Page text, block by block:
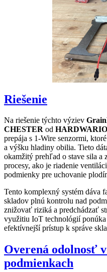
Riešenie
Na riešenie týchto výziev
CHESTER od HARDWARIO
prepája s 1-Wire senzormi,
a výšku hladiny obilia. Tieto
okamžitý prehľad o stave sila a
procesy, ako je riadenie
podmienky pre uchovanie
Tento komplexný systém dáva
skladov plnú kontrolu nad
znižovať riziká a predchádzať
využitiu IoT technológií
efektívnejší prístup k správe
Overená odolnosť
podmienkach